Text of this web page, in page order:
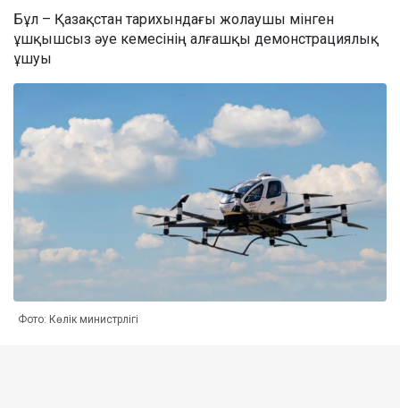
Бұл – Қазақстан тарихындағы жолаушы мінген
ұшқышсыз әуе кемесінің алғашқы демонстрациялық
ұшуы
Фото: Көлік министрлігі